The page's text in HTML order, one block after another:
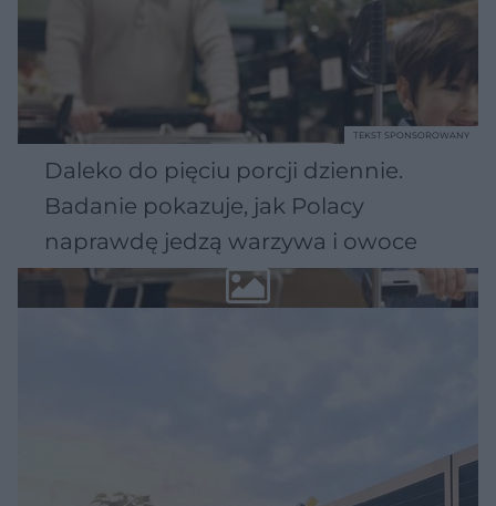
Daleko do pięciu porcji dziennie.
Badanie pokazuje, jak Polacy
naprawdę jedzą warzywa i owoce
TEKST SPONSOROWANY